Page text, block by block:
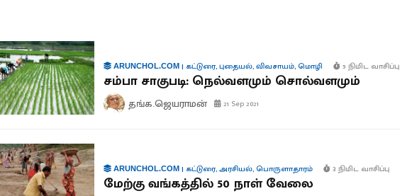
ARUNCHOL.COM| கட்டுரை,புதையல்,விவசாயம்,மொழி 5 நிமிட வாசிப்பு
சம்பா சாகுபடி: நெல்வளமும் சொல்வளமும்
தங்க.ஜெயராமன் 21 Sep 2021
ARUNCHOL.COM| கட்டுரை,அரசியல்,பொருளாதாரம் 3 நிமிட வாசிப்பு
மேற்கு வங்கத்தில் 50 நாள் வேலை